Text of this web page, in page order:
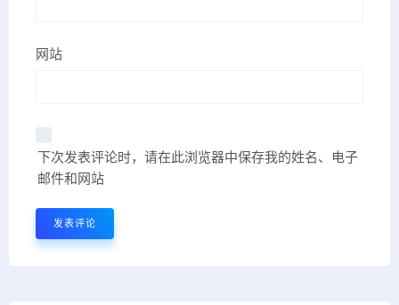
网站
下次发表评论时，请在此浏览器中保存我的姓名、电子
邮件和网站